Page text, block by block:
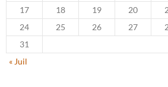
17
18 19 20
24
25 26 27
31
« Juil